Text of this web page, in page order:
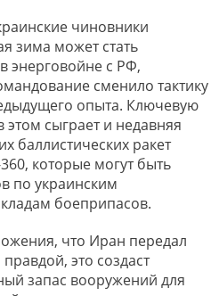
чиновники
зима может стать
с РФ,
сменило тактику
опыта. Ключевую
этом сыграет и недавняя
баллистических ракет
которые могут быть
по украинским
боеприпасов.
что Иран передал
это создаст
запас вооружений для